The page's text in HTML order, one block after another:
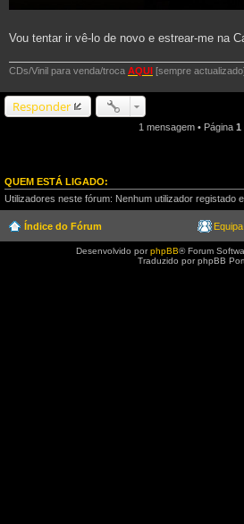
Vou tentar ir vê-lo de novo e estrear-me na
CDs/Vinil para venda/troca AQUI [sempre actualizado]
Responder
1 mensagem • Página 1
QUEM ESTÁ LIGADO:
Utilizadores neste fórum: Nenhum utilizador registado
Índice do Fórum Equipa
Desenvolvido porphpBB® Forum
Traduzido por phpBB